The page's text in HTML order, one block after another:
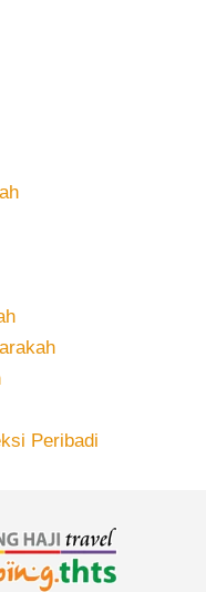
Peribadi